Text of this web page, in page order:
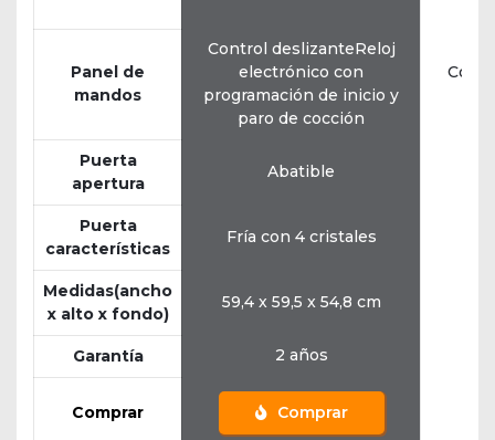
Panel de
mandos
Control deslizanteReloj
electrónico con
programación de inicio y
paro de cocción
Puerta
apertura
Abatible
Puerta
características
Fría con 4 cristales
Medidas(ancho
x alto x fondo)
59,4 x 59,5 x 54,8 cm
Garantía 2 años
Comprar Comprar